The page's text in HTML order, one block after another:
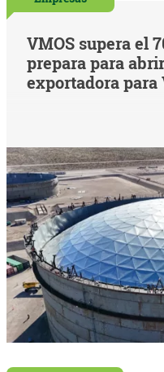
VMOS supera el
prepara para
exportadora para